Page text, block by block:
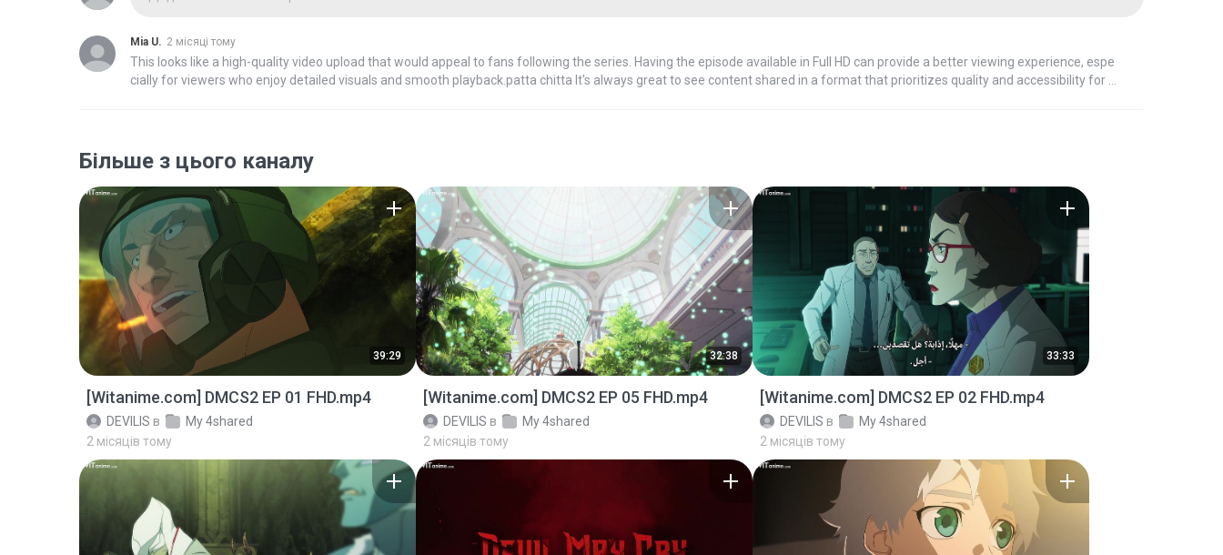
Mia U. 2 місяці тому
This looks like a high-quality video upload that would appeal to fans following the series. Having the episode available in Full HD can provide a better viewing experience, espe
cially for viewers who enjoy detailed visuals and smooth playback.patta chitta It's always great to see content shared in a format that prioritizes quality and accessibility for t
Більше з цього каналу
39:29
[Witanime.com] DMCS2 EP 01 FHD.mp4
DEVILIS в
My 4shared
2 місяців тому
32:38
[Witanime.com] DMCS2 EP 05 FHD.mp4
DEVILIS в
My 4shared
2 місяців тому
33:33
[Witanime.com] DMCS2 EP 02 FHD.mp4
DEVILIS в
My 4shared
2 місяців тому